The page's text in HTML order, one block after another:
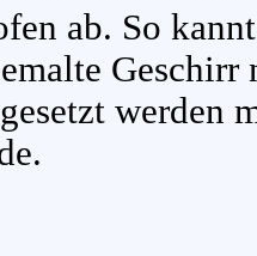
ab. So
werden